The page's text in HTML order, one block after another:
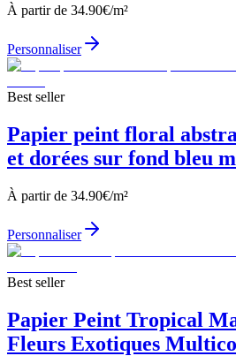
À partir de 34.90€/m²
Personnaliser
Best seller
Papier peint floral
et dorées sur fond bleu
À partir de 34.90€/m²
Personnaliser
Best seller
Papier Peint Tropical
Fleurs Exotiques